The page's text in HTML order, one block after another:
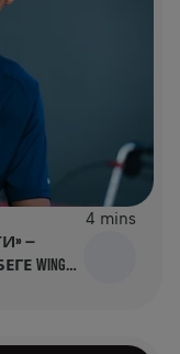
4 mins
—
WINGS